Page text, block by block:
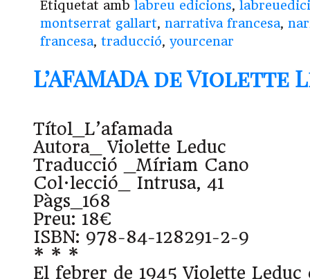
Etiquetat amb labreu edicions,
montserrat gallart, narrativa francesa,
francesa, traducció, yourcenar
L’AFAMADA de Violette
Títol_L’afamada
Autora_ Violette Leduc
Traducció _Míriam Cano
Col·lecció_ Intrusa, 41
Pàgs_168
Preu: 18€
ISBN: 978-84-128291-2-9
* * *
El febrer de 1945 Violette Leduc